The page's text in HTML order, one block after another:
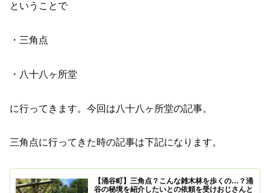
ということで
・三角点
・八十八ヶ所堂
に行ってきます。今回は八十八ヶ所堂の記事。
三角点に行ってきた時の記事は下記になります。
【涌谷町】三角点？こんな雑木林を歩くの…？涌
谷の秘境を紹介したいとの依頼を受けおじさんと